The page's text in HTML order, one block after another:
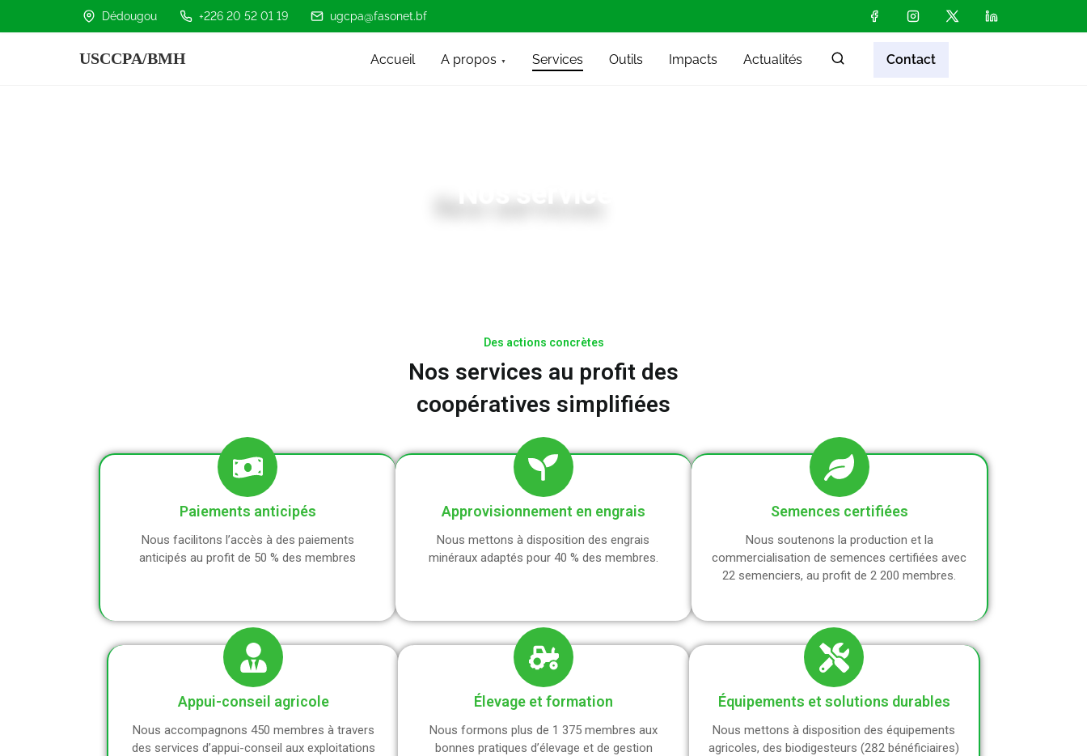
Dédougou +226 20 52 01 19 ugcpa@fasonet.bf
USCCPA/BMH Accueil A propos Services Outils Impacts Actualités Contact
Des actions concrètes
Nos services au profit des
coopératives simplifiées
Paiements anticipés
Nous facilitons l’accès à des paiements
anticipés au profit de 50 % des membres
Approvisionnement en engrais
Nous mettons à disposition des engrais
minéraux adaptés pour 40 % des membres.
Semences certifiées
Nous soutenons la production et la
commercialisation de semences certifiées avec
22 semenciers, au profit de 2 200 membres.
Appui-conseil agricole
Nous accompagnons 450 membres à travers
des services d’appui-conseil aux exploitations
Élevage et formation
Nous formons plus de 1 375 membres aux
bonnes pratiques d’élevage et de gestion
Équipements et solutions durables
Nous mettons à disposition des équipements
agricoles, des biodigesteurs (282 bénéficiaires)